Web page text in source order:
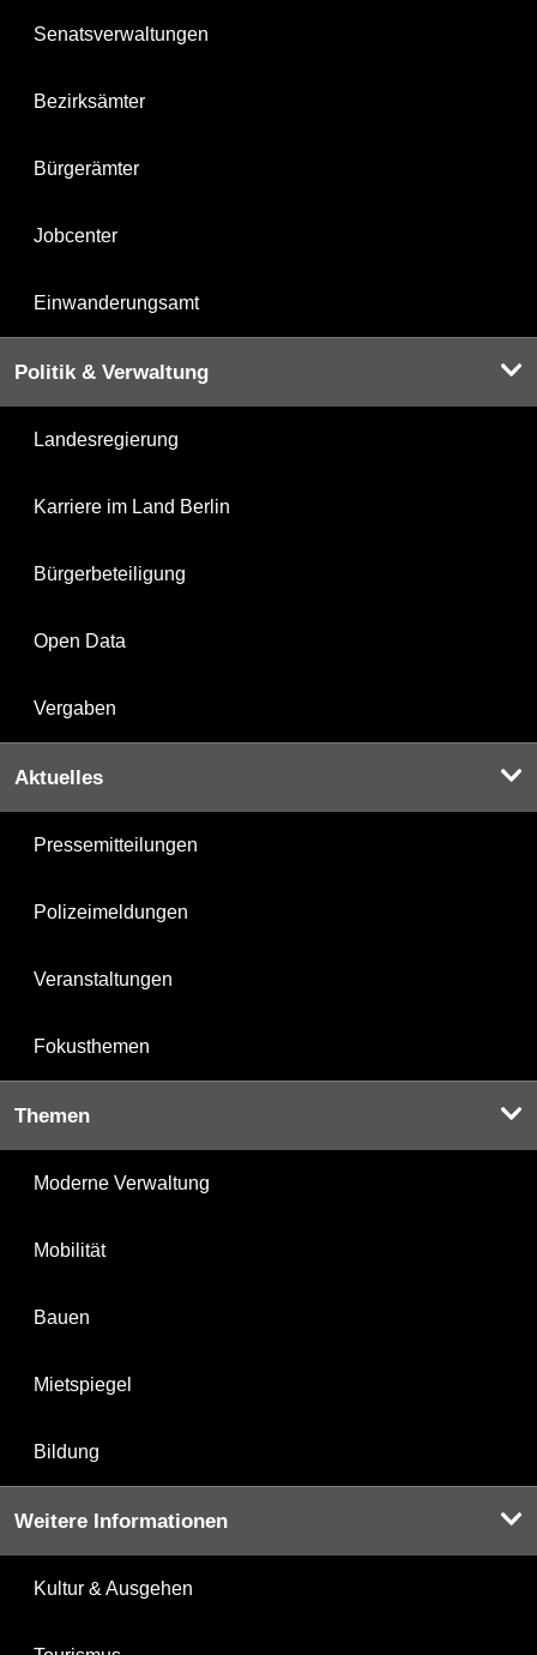
Senatsverwaltungen
Bezirksämter
Bürgerämter
Jobcenter
Einwanderungsamt
Politik & Verwaltung
Landesregierung
Karriere im Land Berlin
Bürgerbeteiligung
Open Data
Vergaben
Aktuelles
Pressemitteilungen
Polizeimeldungen
Veranstaltungen
Fokusthemen
Themen
Moderne Verwaltung
Mobilität
Bauen
Mietspiegel
Bildung
Weitere Informationen
Kultur & Ausgehen